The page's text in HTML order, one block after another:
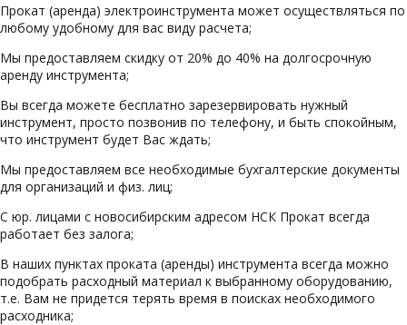
Прокат (аренда) электроинструмента может осуществляться по
любому удобному для вас виду расчета;
Мы предоставляем скидку от 20% до 40% на долгосрочную
аренду инструмента;
Вы всегда можете бесплатно зарезервировать нужный
инструмент, просто позвонив по телефону, и быть спокойным,
что инструмент будет Вас ждать;
Мы предоставляем все необходимые бухгалтерские документы
для организаций и физ. лиц;
С юр. лицами с новосибирским адресом НСК Прокат всегда
работает без залога;
В наших пунктах проката (аренды) инструмента всегда можно
подобрать расходный материал к выбранному оборудованию,
т.е. Вам не придется терять время в поисках необходимого
расходника;